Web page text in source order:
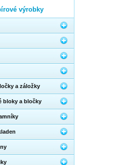
výrobky
a záložky
bloky a bločky